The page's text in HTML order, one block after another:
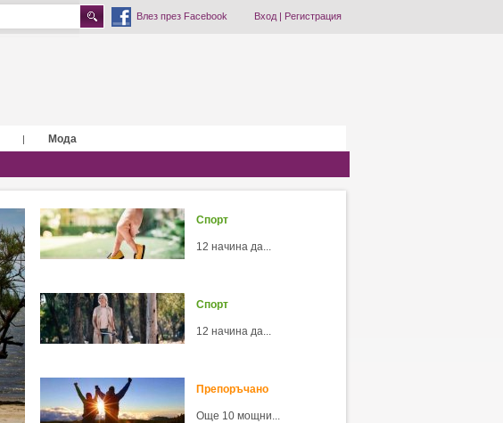
Влез през Facebook Вход| Регистрация
| Мода
Спорт
12 начина да...
Спорт
12 начина да...
Препоръчано
Още 10 мощни...